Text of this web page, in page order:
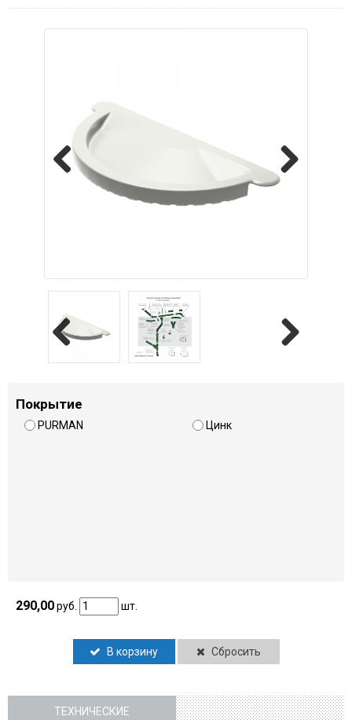
Previous
Покрытие
PURMAN Цинк
290,00руб. шт.
В корзину Сбросить
ТЕХНИЧЕСКИЕ